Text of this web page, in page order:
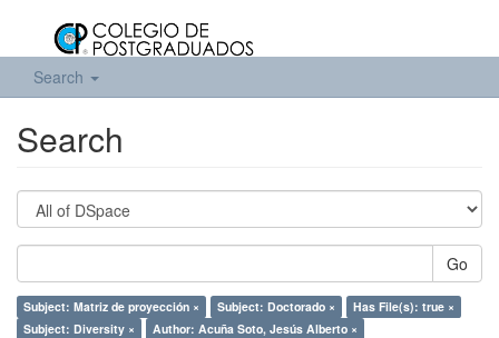
Search
Search
Go
Subject: Matriz de proyección × Subject: Doctorado ×
Has File(s): true ×
Subject: Diversity ×
Author: Acuña Soto, Jesús Alberto ×